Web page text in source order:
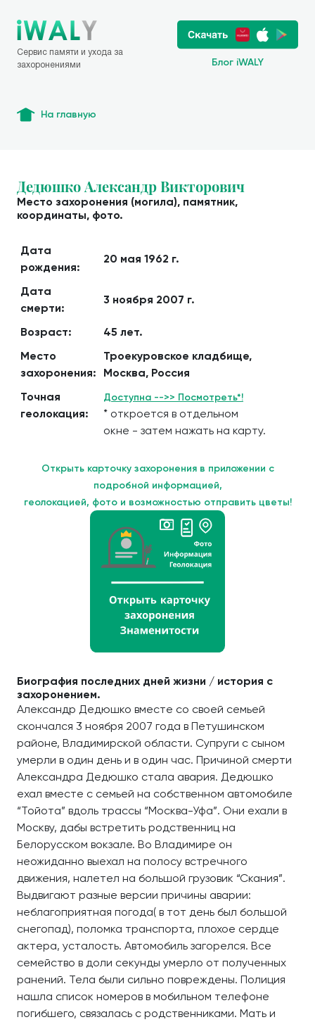
Сервис памяти и ухода за
захоронениями
Блог iWALY
На главную
Дедюшко Александр Викторович
Место захоронения (могила), памятник,
координаты, фото.
Дата
рождения:
20 мая 1962 г.
Дата
смерти:
3 ноября 2007 г.
Возраст:
45 лет.
Место
захоронения:
Троекуровское кладбище,
Москва, Россия
Точная
геолокация:
Доступна -->> Посмотреть*!
* откроется в отдельном
окне - затем нажать на карту.
Открыть карточку захоронения в приложении с
подробной информацией,
геолокацией, фото и возможностью отправить цветы!
Биография последних дней жизни / история с
захоронением.
Александр Дедюшко вместе со своей семьей
скончался 3 ноября 2007 года в Петушинском
районе, Владимирской области. Супруги с сыном
умерли в один день и в один час. Причиной смерти
Александра Дедюшко стала авария. Дедюшко
ехал вместе с семьей на собственном автомобиле
“Тойота” вдоль трассы “Москва-Уфа”. Они ехали в
Москву, дабы встретить родственниц на
Белорусском вокзале. Во Владимире он
неожиданно выехал на полосу встречного
движения, налетел на большой грузовик “Скания”.
Выдвигают разные версии причины аварии:
неблагоприятная погода( в тот день был большой
снегопад), поломка транспорта, плохое сердце
актера, усталость. Автомобиль загорелся. Все
семейство в доли секунды умерло от полученных
ранений. Тела были сильно повреждены. Полиция
нашла список номеров в мобильном телефоне
погибшего, связалась с родственниками. Мать и